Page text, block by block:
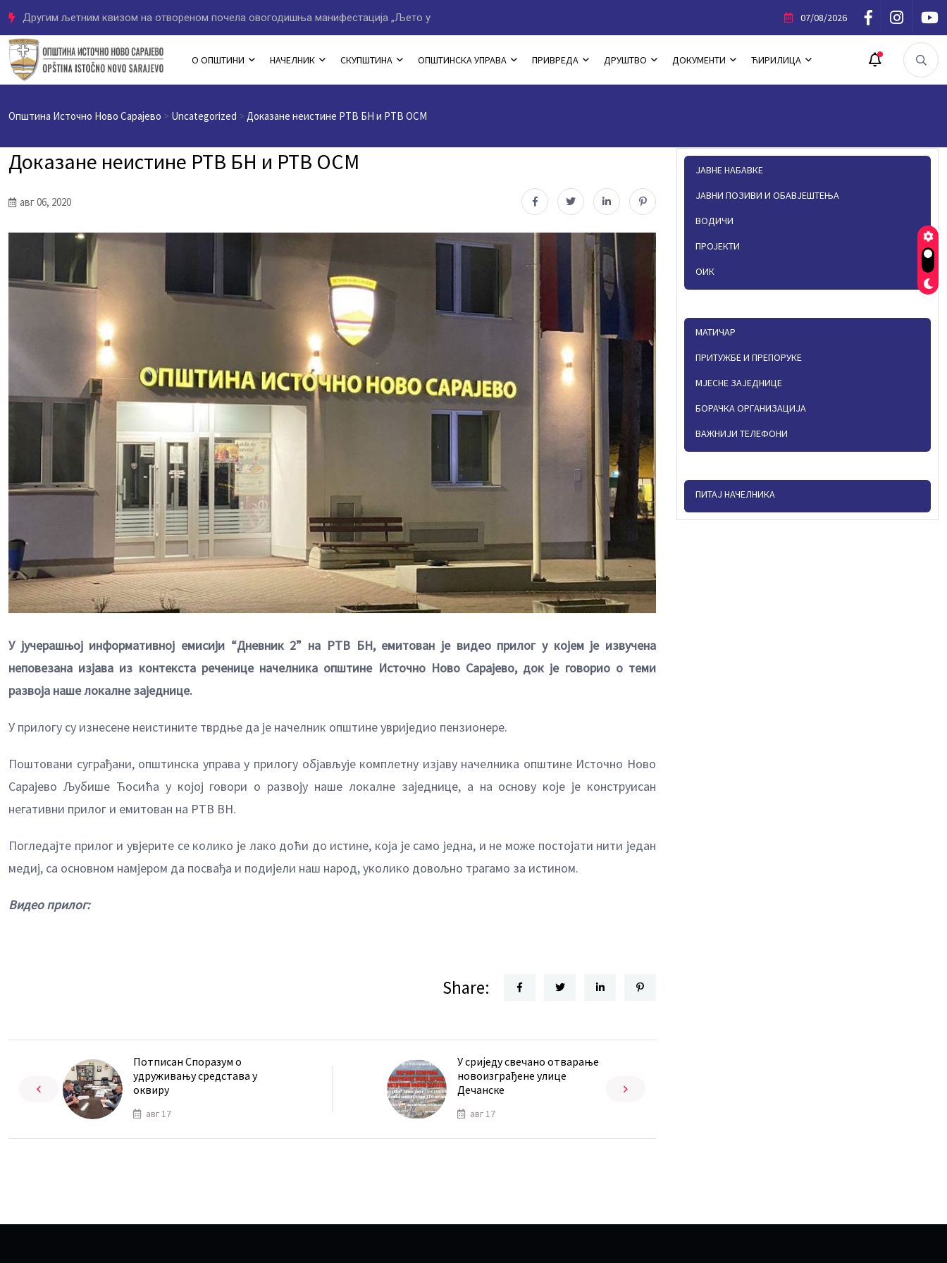
Другим љетним квизом на отвореном почела овогодишња манифестација „Љето у Програм овогодишње манифестације „Љето у Источном Новом Сарајеву“
07/08/2026
О ОПШТИНИ НАЧЕЛНИК СКУПШТИНА ОПШТИНСКА УПРАВА ПРИВРЕДА ДРУШТВО ДОКУМЕНТИ ЋИРИЛИЦА
Општина Источно Ново Сарајево > Uncategorized >Доказане неистине РТВ БН и РТВ ОСМ
Доказане неистине РТВ БН и РТВ ОСМ
авг 06, 2020
У јучерашњој информативној емисији “Дневник 2” на РТВ БН, емитован је видео прилог у којем је извучена
неповезана изјава из контекста реченице начелника општине Источно Ново Сарајево, док је говорио о теми
развоја наше локалне заједнице.
У прилогу су изнесене неистините тврдње да је начелник општине увриједио пензионере.
Поштовани суграђани, општинска управа у прилогу објављује комплетну изјаву начелника општине Источно Ново
Сарајево Љубише Ћосића у којој говори о развоју наше локалне заједнице, а на основу које је конструисан
негативни прилог и емитован на РТВ ВН.
Погледајте прилог и увјерите се колико је лако доћи до истине, која је само једна, и не може постојати нити један
медиј, са основном намјером да посвађа и подијели наш народ, уколико довољно трагамо за истином.
Видео прилог:
Share:
Потписан Споразум о
удруживању средстава у
оквиру
авг 17
У сриједу свечано отварање
новоизграђене улице
Дечанске
авг 17
ЈАВНЕ НАБАВКЕ
ЈАВНИ ПОЗИВИ И ОБАВЈЕШТЕЊА
ВОДИЧИ
ПРОЈЕКТИ
ОИК
МАТИЧАР
ПРИТУЖБЕ И ПРЕПОРУКЕ
МЈЕСНЕ ЗАЈЕДНИЦЕ
БОРАЧКА ОРГАНИЗАЦИЈА
ВАЖНИЈИ ТЕЛЕФОНИ
ПИТАЈ НАЧЕЛНИКА